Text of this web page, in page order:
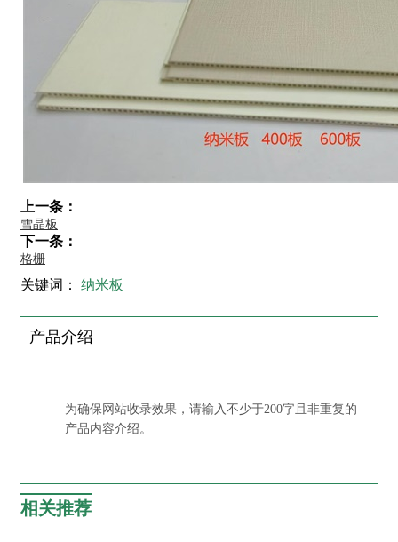
上一条：
雪晶板
下一条：
格栅
关键词： 纳米板
产品介绍
为确保网站收录效果，请输入不少于200字且非重复的
产品内容介绍。
相关推荐